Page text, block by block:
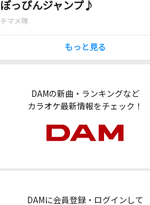
ぽっぴんジャンプ♪
チマメ隊
もっと見る
DAMの新曲・ランキングなど
カラオケ最新情報をチェック！
DAMに会員登録・ログインして